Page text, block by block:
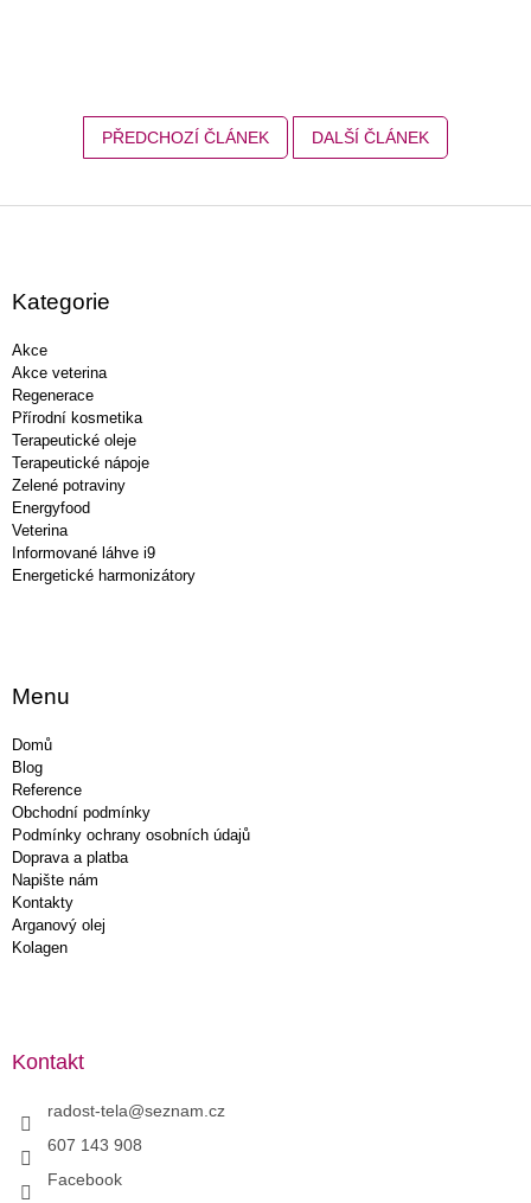
PŘEDCHOZÍ ČLÁNEK DALŠÍ ČLÁNEK
Kategorie
Akce
Akce veterina
Regenerace
Přírodní kosmetika
Terapeutické oleje
Terapeutické nápoje
Zelené potraviny
Energyfood
Veterina
Informované láhve i9
Energetické harmonizátory
Menu
Domů
Blog
Reference
Obchodní podmínky
Podmínky ochrany osobních údajů
Doprava a platba
Napište nám
Kontakty
Arganový olej
Kolagen
Kontakt
radost-tela@seznam.cz
607 143 908
Facebook